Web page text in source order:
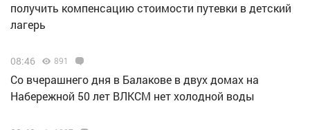
получить компенсацию стоимости путевки в детский
лагерь
08:46 891
Со вчерашнего дня в Балакове в двух домах на
Набережной 50 лет ВЛКСМ нет холодной воды